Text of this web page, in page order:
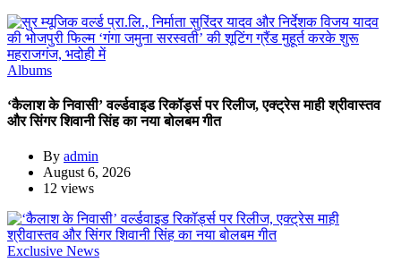
Albums
‘कैलाश के निवासी’ वर्ल्डवाइड रिकॉर्ड्स पर रिलीज, एक्ट्रेस माही श्रीवास्तव
और सिंगर शिवानी सिंह का नया बोलबम गीत
By admin
August 6, 2026
12 views
Exclusive News